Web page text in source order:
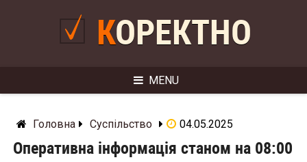
КОРЕКТНО
MENU
Головна Суспільство 04.05.2025
Оперативна інформація станом на 08:00